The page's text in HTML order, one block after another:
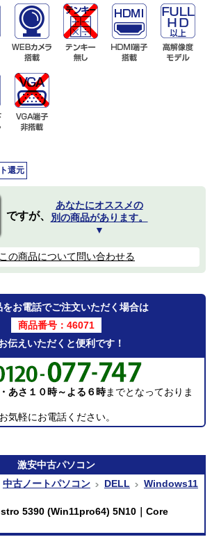
還元
ですが、
あなたにオススメの
別の商品があります。
▼
この商品について問い合わせる
をお電話でご注文いただく場合は
商品番号：46071
伝えいただくと便利です！
あさ１０時～よる６時までとなっておりま
気軽にお電話ください。
激安中古パソコン
中古ノートパソコン DELL Windows11
5390 (Win11pro64) 5N10｜Core